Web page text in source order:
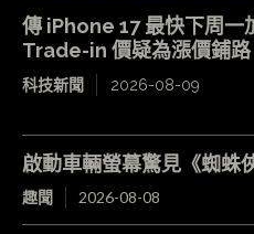
傳 iPhone 17 最快下周
Trade-in 價疑為漲價鋪路
科技新聞 2026-08-09
啟動車輛螢幕驚見《蜘蛛
趣聞 2026-08-08